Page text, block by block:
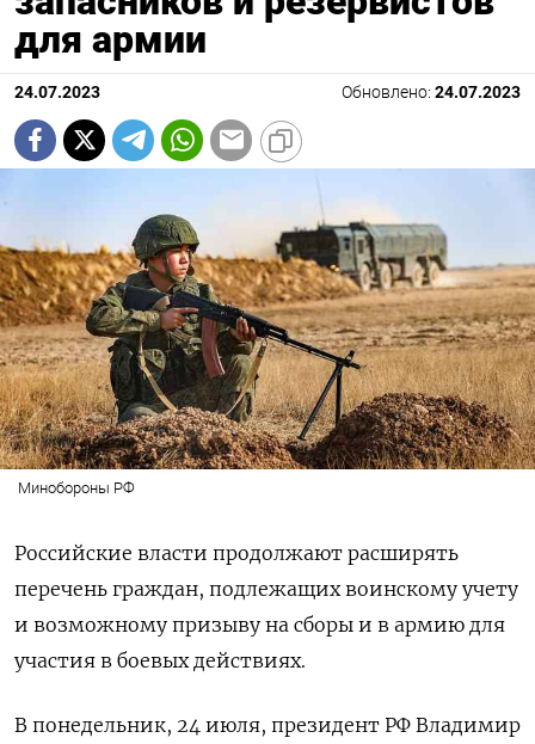
для армии
24.07.2023 Обновлено: 24.07.2023
Минобороны РФ
Российские власти продолжают расширять
перечень граждан, подлежащих воинскому учету
и возможному призыву на сборы и в армию для
участия в боевых действиях.
В понедельник, 24 июля, президент РФ Владимир